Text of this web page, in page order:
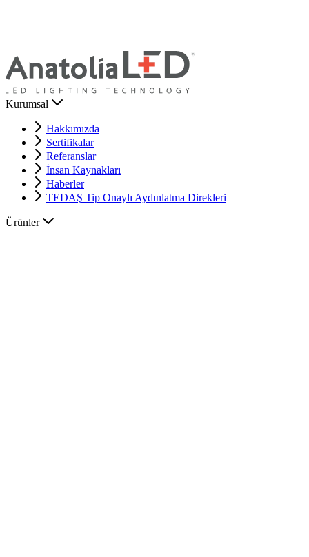
Kurumsal
Hakkımızda
Sertifikalar
Referanslar
İnsan Kaynakları
Haberler
TEDAŞ Tip Onaylı Aydınlatma Direkleri
Ürünler